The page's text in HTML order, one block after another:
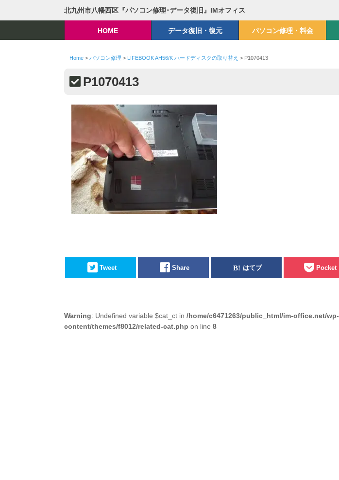
北九州市八幡西区『パソコン修理･データ復旧』IMオフィス
HOME データ復旧・復元 パソコン修理・料金
Home> パソコン修理 > LIFEBOOK AH56/K ハードディスクの取り替え > P1070413
P1070413
Tweet Share はてブ Pocket
Warning: Undefined variable $cat_ct in /home/c6471263/public_html/im-office.net/wp-
content/themes/f8012/related-cat.php on line 8